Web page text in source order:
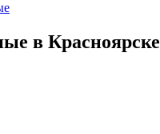
в Красноярске